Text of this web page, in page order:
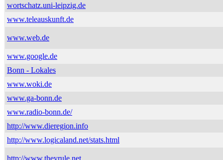
wortschatz.uni-leipzig.de
www.teleauskunft.de
www.web.de
www.google.de
Bonn - Lokales
www.woki.de
www.ga-bonn.de
www.radio-bonn.de/
http://www.dieregion.info
http://www.logicaland.net/stats.html